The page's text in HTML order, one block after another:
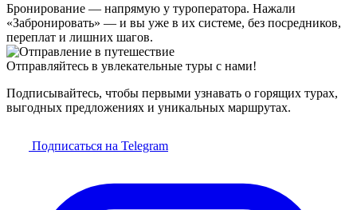
Бронирование — напрямую у туроператора. Нажали
«Забронировать» — и вы уже в их системе, без посредников,
переплат и лишних шагов.
Отправляйтесь в увлекательные туры с нами!
Подписывайтесь, чтобы первыми узнавать о горящих турах,
выгодных предложениях и уникальных маршрутах.
Подписаться на Telegram